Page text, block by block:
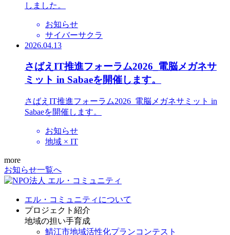
しました。
お知らせ
サイバーサクラ
2026.04.13
さばえIT推進フォーラム2026_電脳メガネサ
ミット in Sabaeを開催します。
さばえIT推進フォーラム2026_電脳メガネサミット in
Sabaeを開催します。
お知らせ
地域 × IT
more
お知らせ一覧へ
エル・コミュニティについて
プロジェクト紹介
地域の担い手育成
鯖江市地域活性化プランコンテスト